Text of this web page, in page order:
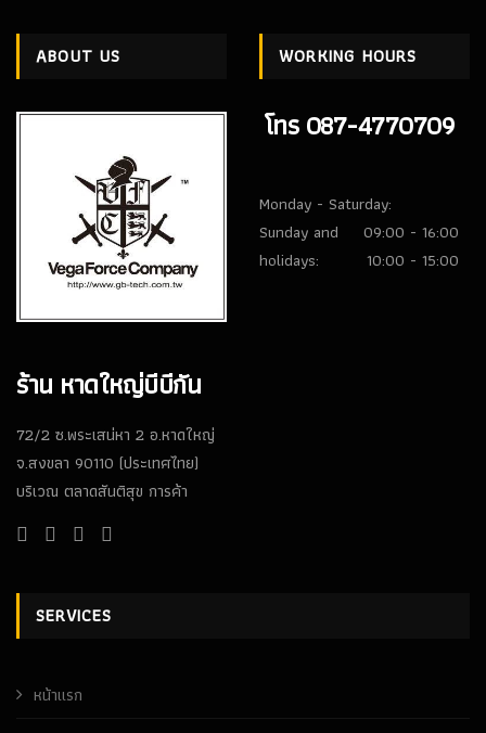
ABOUT US
ร้าน หาดใหญ่บีบีกัน
72/2 ซ.พระเสน่หา 2 อ.หาดใหญ่
จ.สงขลา 90110 (ประเทศไทย)
บริเวณ ตลาดสันติสุข การค้า
WORKING HOURS
โทร 087-4770709
Monday - Saturday:
09:00 - 16:00
Sunday and
holidays:
10:00 - 15:00
SERVICES
หน้าเเรก